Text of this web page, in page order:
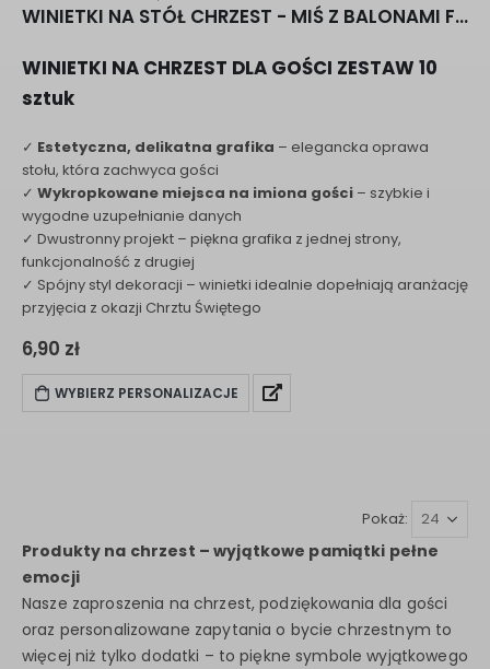
WINIETKI NA STÓŁ CHRZEST - MIŚ Z BALONAMI F202
WINIETKI NA CHRZEST DLA GOŚCI ZESTAW 10
sztuk
✓ Estetyczna, delikatna grafika – elegancka oprawa
stołu, która zachwyca gości
✓ Wykropkowane miejsca na imiona gości – szybkie i
wygodne uzupełnianie danych
✓ Dwustronny projekt – piękna grafika z jednej strony,
funkcjonalność z drugiej
✓ Spójny styl dekoracji – winietki idealnie dopełniają aranżację
przyjęcia z okazji Chrztu Świętego
6,90 zł
WYBIERZ PERSONALIZACJE
Pokaż:
Produkty na chrzest – wyjątkowe pamiątki pełne
emocji
Nasze zaproszenia na chrzest, podziękowania dla gości
oraz personalizowane zapytania o bycie chrzestnym to
więcej niż tylko dodatki – to piękne symbole wyjątkowego